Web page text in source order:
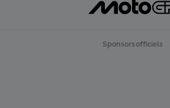
Sponsors officiels